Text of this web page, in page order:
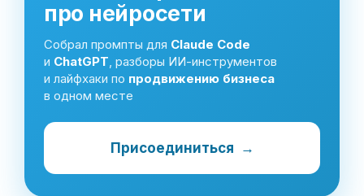
про нейросети
Собрал промпты для Claude Code
и ChatGPT , разборы ИИ-инструментов
и лайфхаки по продвижению бизнеса
в одном месте
Присоединиться →